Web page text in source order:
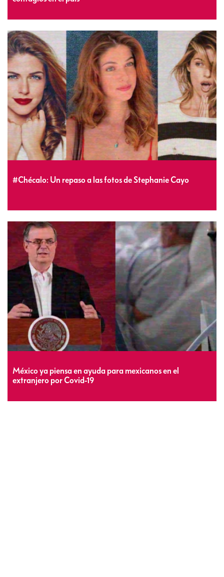
#Chécalo: Un repaso a las fotos de Stephanie Cayo
México ya piensa en ayuda para mexicanos en el
extranjero por Covid-19